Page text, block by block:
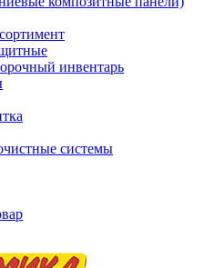
инвентарь
системы